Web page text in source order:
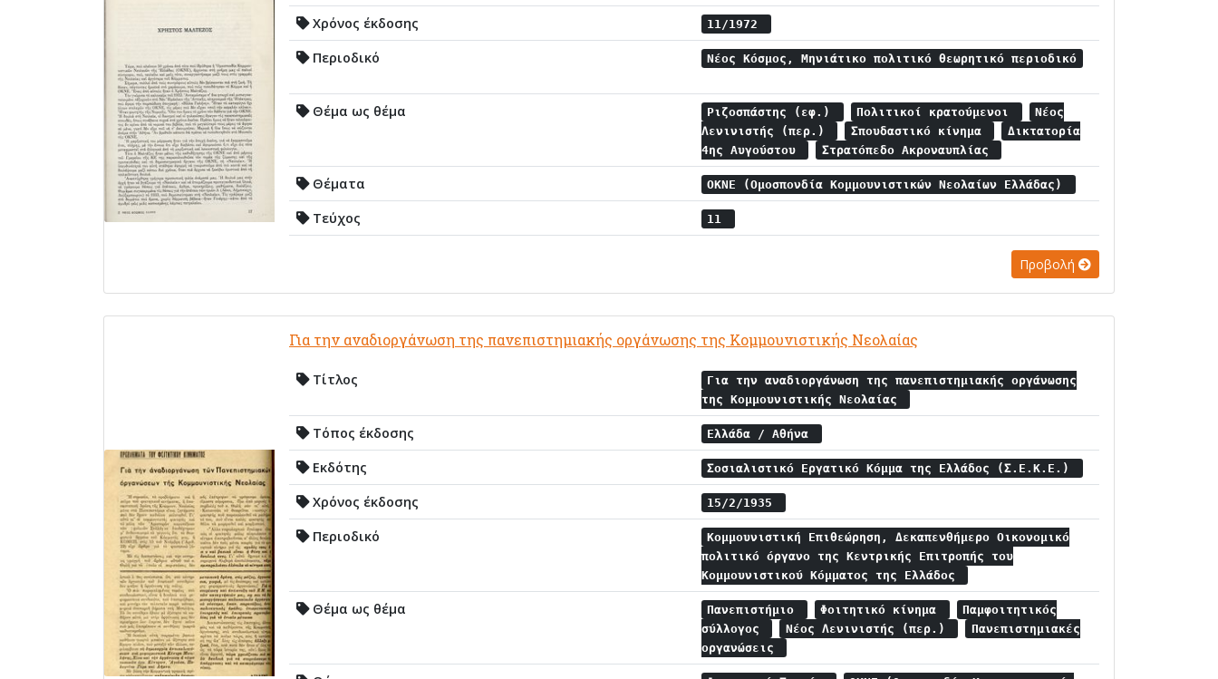
Χρόνος έκδοσης 11/1972
Περιοδικό Νέος Κόσμος, Μηνιάτικο πολιτικό θεωρητικό περιοδικό
Θέμα ως θέμα Ριζοσπάστης (εφ.) Πολιτικοί κρατούμενοι
Νέος
Λενινιστής (περ.)
Σπουδαστικό κίνημα
Δικτατορία
4ης Αυγούστου
Στρατόπεδο Ακροναυπλίας
Θέματα ΟΚΝΕ (Ομοσπονδία Κομμουνιστικών Νεολαίων Ελλάδας)
Τεύχος 11
Προβολή
Για την αναδιοργάνωση της πανεπιστημιακής οργάνωσης της Κομμουνιστικής Νεολαίας
Τίτλος
Για την αναδιοργάνωση της πανεπιστημιακής οργάνωσης
της Κομμουνιστικής Νεολαίας
Τόπος έκδοσης Ελλάδα / Αθήνα
Εκδότης Σοσιαλιστικό Εργατικό Κόμμα της Ελλάδος (Σ.Ε.Κ.Ε.)
Χρόνος έκδοσης 15/2/1935
Περιοδικό
Κομμουνιστική Επιθεώρηση, Δεκαπενθήμερο Οικονομικό
πολιτικό όργανο της Κεντρικής Επιτροπής του
Κομμουνιστικού Κόμματος της Ελλάδος
Θέμα ως θέμα Πανεπιστήμιο Φοιτητικό κίνημα
Παμφοιτητικός
σύλλογος
Νέος Λενινιστής (περ.)
Πανεπιστημιακές
οργανώσεις